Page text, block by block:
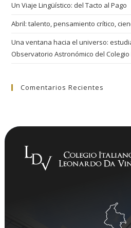
Un Viaje Lingüístico: del Tacto al Pago
Abril: talento, pensamiento crítico,
Una ventana hacia el universo:
Observatorio Astronómico del Colegio
Comentarios Recientes